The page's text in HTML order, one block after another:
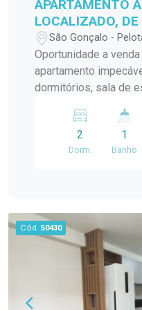
APARTAMENTO
LOCALIZADO,
VÁRIOS PONTOS
São Gonçalo -
Oportunidade a
apartamento
dormitórios, sala de
quem busca
2
Dorm.
1
Banho
Cód. 50430